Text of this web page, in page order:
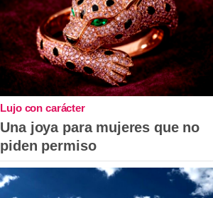
Lujo con carácter
Una joya para mujeres que no
piden permiso